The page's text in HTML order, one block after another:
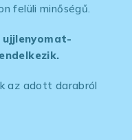
felüli minőségű.
az adott darabról